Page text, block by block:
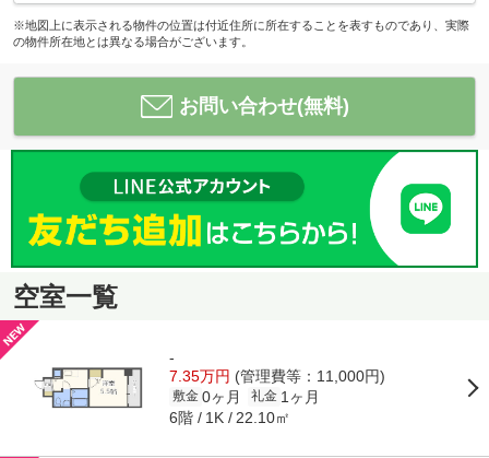
※地図上に表示される物件の位置は付近住所に所在することを表すものであり、実際
の物件所在地とは異なる場合がございます。
お問い合わせ(無料)
空室一覧
-
7.35万円 (管理費等：11,000円)
敷金 0ヶ月 礼金 1ヶ月
6階 1K 22.10㎡